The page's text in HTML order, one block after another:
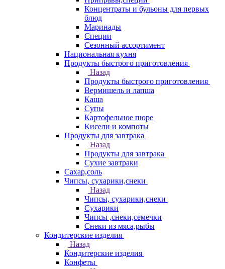
Концентраты и бульоны для первых
блюд
Маринады
Специи
Сезонный ассортимент
Национальная кухня
Продукты быстрого приготовления
Назад
Продукты быстрого приготовления
Вермишель и лапша
Каша
Супы
Картофельное пюре
Кисели и компоты
Продукты для завтрака
Назад
Продукты для завтрака
Сухие завтраки
Сахар,соль
Чипсы, сухарики,снеки
Назад
Чипсы, сухарики,снеки
Сухарики
Чипсы ,снеки,семечки
Снеки из мяса,рыбы
Кондитерские изделия
Назад
Кондитерские изделия
Конфеты